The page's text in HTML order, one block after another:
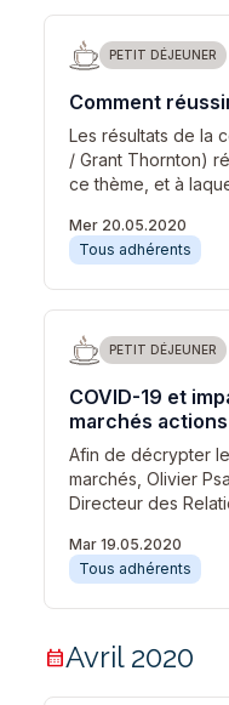
PETIT DÉJEUNER
Comment
Les résultats de la
/ Grant Thornton)
ce thème, et à
Mer 20.05.2020
Tous adhérents
PETIT DÉJEUNER
COVID-19 et
marchés actions
Afin de décrypter
marchés, Olivier
Directeur des
Mar 19.05.2020
Tous adhérents
calendar_monthAvril 2020